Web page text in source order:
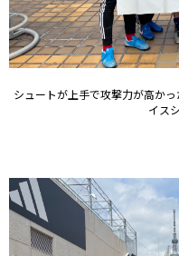
シュートが上手で攻撃力が高か
イス